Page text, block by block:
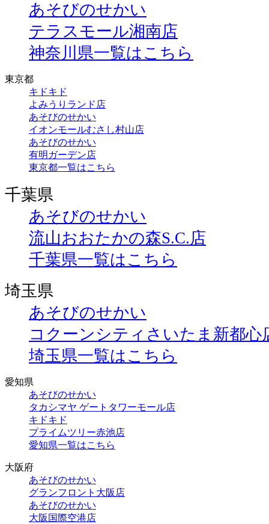
あそびのせかい
テラスモール湘南店
神奈川県一覧はこちら
東京都
キドキド
よみうりランド店
あそびのせかい
イオンモールむさし村山店
あそびのせかい
有明ガーデン店
東京都一覧はこちら
千葉県
あそびのせかい
流山おおたかの森S.C.店
千葉県一覧はこちら
埼玉県
あそびのせかい
コクーンシティさいたま新都心
埼玉県一覧はこちら
愛知県
あそびのせかい
タカシマヤ ゲートタワーモール店
キドキド
プライムツリー赤池店
愛知県一覧はこちら
大阪府
あそびのせかい
グランフロント大阪店
あそびのせかい
大阪国際空港店